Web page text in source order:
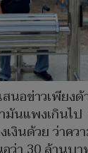
นอข่าวเพียงด้
นแพงเกินไ
งินด้วย ว่าคว